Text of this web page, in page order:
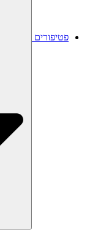
פטיפורים